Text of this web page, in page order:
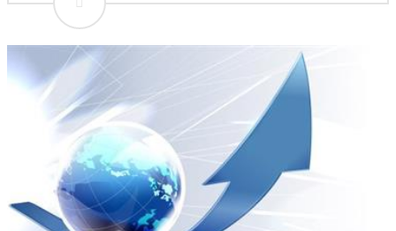
产业发展的过程中，中国既要加速弥补现实存在的短板，又
要在明确的产业发展目标和发展重点的指引下，系统地推进
轴承产业的发展，以期实现由轴承生产大国向轴承生产强国
的转变。我国轴承行业发展至今，已经有了比较完善的行业
基础。我国轴承市场的发展时间却比较短，起步较发达国家
落后不少。作为现代化工业生产不可或缺的重要装备，轴承
市场已经成为国家重要的战略装备，它的技术水平可以反映
一个国家的综合国力。过去，我国还不能自主生产轴承市场
的时候都是以高昂的价格从国外引进产品，而技术还是掌握
在发达国家手中。 政府相关部门负责人应该倾力支持轴承产
业发展，根据企业发展实际需求，采取多种发展模式，扩宽
企业发展空间，让企业在适合自身的发展模式中找到共同利